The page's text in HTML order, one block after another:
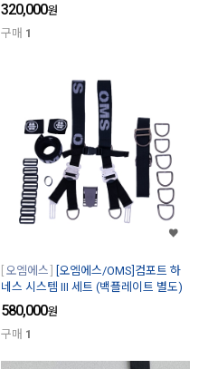
320,000원
구매 1
오엠에스
[오엠에스/OMS]컴포트 하
네스 시스템 III 세트 (백플레이트 별도)
580,000원
구매 1